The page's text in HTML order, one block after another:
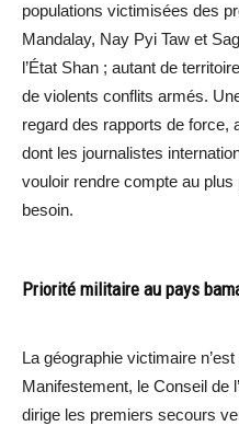
populations victimisées des
Mandalay, Nay Pyi Taw et
l’État Shan ; autant de
de violents conflits armés.
regard des rapports de force,
dont les journalistes
vouloir rendre compte au
besoin.
Priorité militaire au pays
La géographie victimaire
Manifestement, le Conseil de
dirige les premiers secours